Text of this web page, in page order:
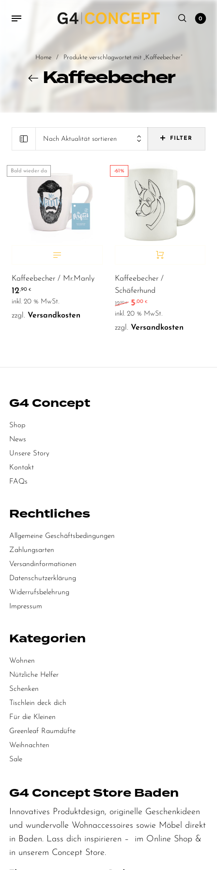
0
Home / Produkte verschlagwortet mit „Kaffeebecher“
Kaffeebecher
Nach Aktualität sortieren FILTER
Bald wieder da
Kaffeebecher / Mr.Manly
12,90 €
inkl. 20 % MwSt.
zzgl. Versandkosten
-61%
Kaffeebecher /
Schäferhund
12,90€ Ursprünglicher Preis
5,00€
inkl. 20 % MwSt.
zzgl. Versandkosten
G4 Concept
Shop
News
Unsere Story
Kontakt
FAQs
Rechtliches
Allgemeine Geschäftsbedingungen
Zahlungsarten
Versandinformationen
Datenschutzerklärung
Widerrufsbelehrung
Impressum
Kategorien
Wohnen
Nützliche Helfer
Schenken
Tischlein deck dich
Für die Kleinen
Greenleaf Raumdüfte
Weihnachten
Sale
G4 Concept Store Baden
Innovatives Produktdesign, originelle Geschenkideen
und wundervolle Wohnaccessoires sowie Möbel direkt
in Baden. Lass dich inspirieren – im Online Shop &
in unserem Concept Store.